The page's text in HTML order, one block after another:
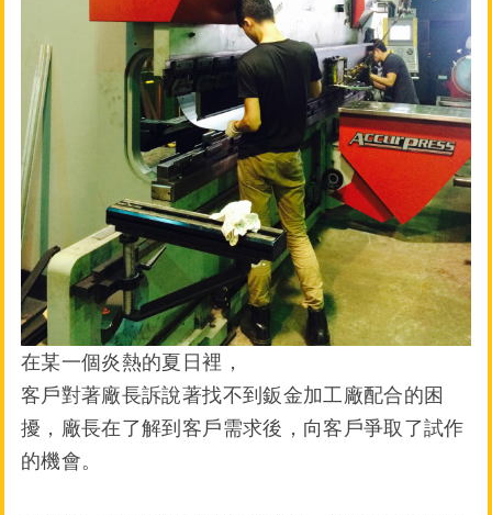
在某一個炎熱的夏日裡，
客戶對著廠長訴說著找不到鈑金加工廠配合的困
擾，廠長在了解到客戶需求後，向客戶爭取了試作
的機會。